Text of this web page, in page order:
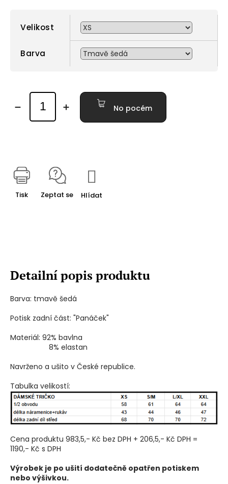
Velikost
Barva
No pocém
Tisk Zeptat se Hlídat
Detailní popis produktu
Barva: tmavě šedá
Potisk zadní část: "Panáček"
Materiál: 92% bavlna
8% elastan
Navrženo a ušito v České republice.
Tabulka velikostí:
Cena produktu 983,5,- Kč bez DPH + 206,5,- Kč DPH =
1190,- Kč s DPH
Výrobek je po ušití dodatečně opatřen potiskem
nebo výšivkou.